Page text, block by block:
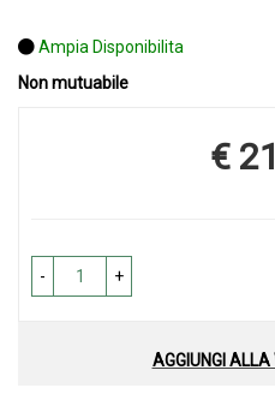
Ampia Disponibilita
Non mutuabile
€
- +
AGGIUNGI ALLA